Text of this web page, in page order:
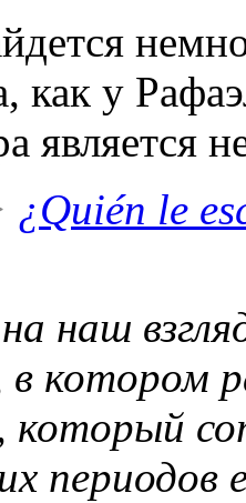
как у
является
¿Quién le
наш
котором
периодов